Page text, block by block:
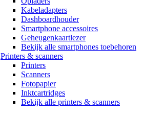
Kabeladapters
Dashboardhouder
Smartphone accessoires
Geheugenkaartlezer
Bekijk alle smartphones toebehoren
Printers & scanners
Printers
Scanners
Fotopapier
Inktcartridges
Bekijk alle printers & scanners